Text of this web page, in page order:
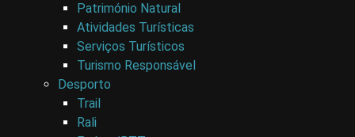
Património Natural
Atividades Turísticas
Serviços Turísticos
Turismo Responsável
Desporto
Trail
Rali